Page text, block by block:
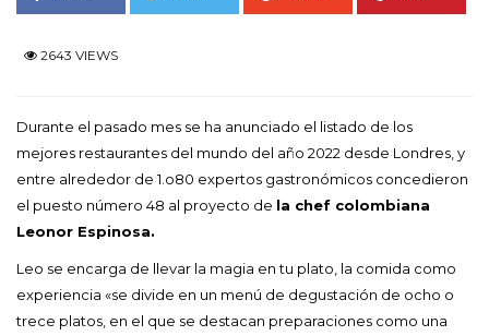
2643 VIEWS
Durante el pasado mes se ha anunciado el listado de los
mejores restaurantes del mundo del año 2022 desde Londres, y
entre alrededor de 1.o80 expertos gastronómicos concedieron
el puesto número 48 al proyecto de la chef colombiana
Leonor Espinosa.
Leo se encarga de llevar la magia en tu plato, la comida como
experiencia «se divide en un menú de degustación de ocho o
trece platos, en el que se destacan preparaciones como una